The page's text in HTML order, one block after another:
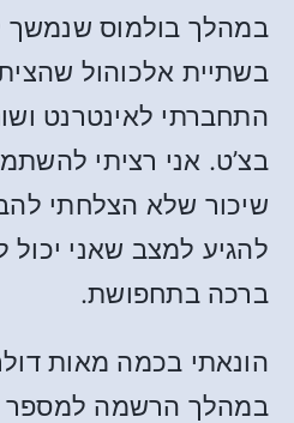
במהלך בולמוס שנמשך
בשתיית אלכוהול
התחברתי לאינטרנט
בצ’ט. אני רציתי
שיכור שלא הצלחתי
להגיע למצב שאני
ברכה בתחפושת.
הונאתי בכמה מאות
במהלך הרשמה למספר